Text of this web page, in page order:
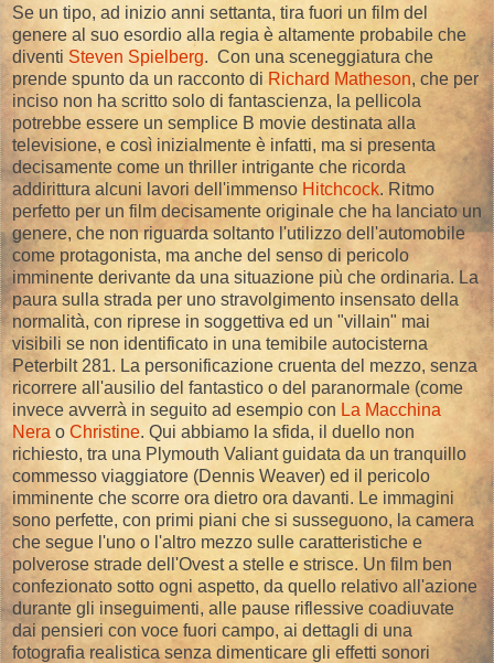
Se un tipo, ad inizio anni settanta, tira fuori un film del
genere al suo esordio alla regia è altamente probabile che
diventi Steven Spielberg. Con una sceneggiatura che
prende spunto da un racconto di Richard Matheson, che per
inciso non ha scritto solo di fantascienza, la pellicola
potrebbe essere un semplice B movie destinata alla
televisione, e così inizialmente è infatti, ma si presenta
decisamente come un thriller intrigante che ricorda
addirittura alcuni lavori dell'immenso Hitchcock. Ritmo
perfetto per un film decisamente originale che ha lanciato un
genere, che non riguarda soltanto l'utilizzo dell'automobile
come protagonista, ma anche del senso di pericolo
imminente derivante da una situazione più che ordinaria. La
paura sulla strada per uno stravolgimento insensato della
normalità, con riprese in soggettiva ed un "villain" mai
visibili se non identificato in una temibile autocisterna
Peterbilt 281. La personificazione cruenta del mezzo, senza
ricorrere all'ausilio del fantastico o del paranormale (come
invece avverrà in seguito ad esempio con La Macchina
Nera o Christine. Qui abbiamo la sfida, il duello non
richiesto, tra una Plymouth Valiant guidata da un tranquillo
commesso viaggiatore (Dennis Weaver) ed il pericolo
imminente che scorre ora dietro ora davanti. Le immagini
sono perfette, con primi piani che si susseguono, la camera
che segue l'uno o l'altro mezzo sulle caratteristiche e
polverose strade dell'Ovest a stelle e strisce. Un film ben
confezionato sotto ogni aspetto, da quello relativo all'azione
durante gli inseguimenti, alle pause riflessive coadiuvate
dai pensieri con voce fuori campo, ai dettagli di una
fotografia realistica senza dimenticare gli effetti sonori